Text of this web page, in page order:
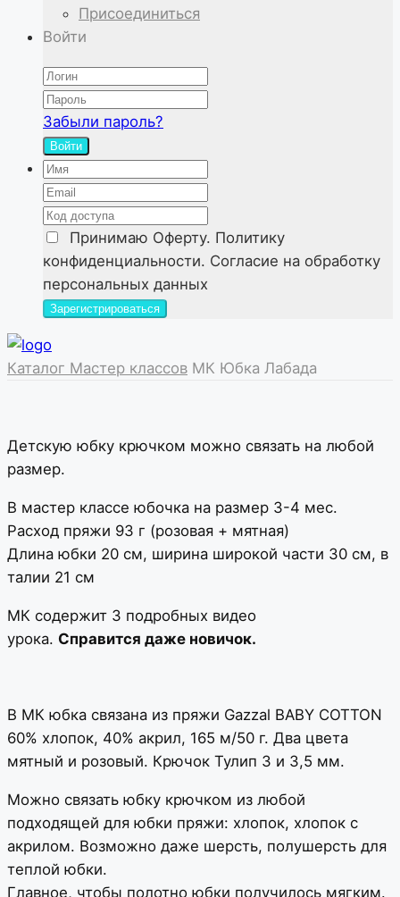
Присоединиться
Войти
Забыли пароль?
Войти
Принимаю Оферту. Политику
конфиденциальности. Согласие на обработку
персональных данных
Каталог Мастер классов МК Юбка Лабада
Детскую юбку крючком можно связать на любой
размер.
В мастер классе юбочка на размер 3-4 мес.
Расход пряжи 93 г (розовая + мятная)
Длина юбки 20 см, ширина широкой части 30 см, в
талии 21 см
МК содержит 3 подробных видео
урока. Справится даже новичок.
В МК юбка связана из пряжи Gazzal BABY COTTON
60% хлопок, 40% акрил, 165 м/50 г. Два цвета
мятный и розовый. Крючок Тулип 3 и 3,5 мм.
Можно связать юбку крючком из любой
подходящей для юбки пряжи: хлопок, хлопок с
акрилом. Возможно даже шерсть, полушерсть для
теплой юбки.
Главное, чтобы полотно юбки получилось мягким.